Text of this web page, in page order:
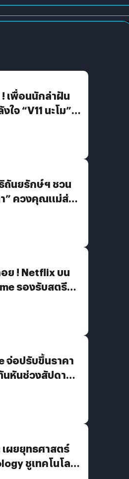
เพื่อนนักล่าฝัน
จ “V11 นะโม”
ถันยรักษ์ฯ ชวน
” ควงคุณแม่ส่ง
ายวันแม่ปีนี้
ย ! Netflix บน
รองรับสตรีม
จ่อปรับขึ้นราคา
นหันช่วงสัปดาห์ที่
เผยยุทธศาสตร์
ชูเทคโนโลยี